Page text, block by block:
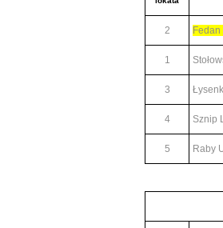
2
1
3
4 Sznip
5 Raby